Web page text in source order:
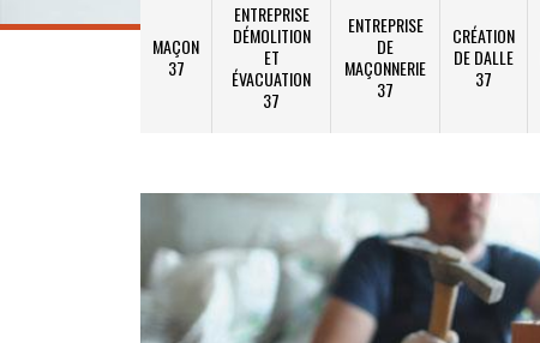
MAÇON
37
ENTREPRISE
DÉMOLITION
ET
ÉVACUATION
37
ENTREPRISE
DE
MAÇONNERIE
37
CRÉATION
DE DALLE
37